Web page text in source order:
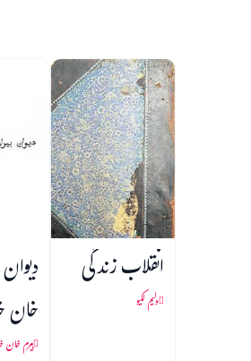
انقلاب زندگی
ولیم لکیو خان
بیرم